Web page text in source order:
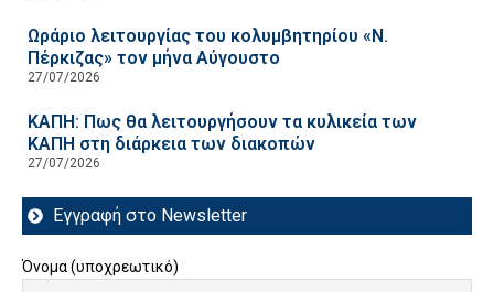
Ωράριο λειτουργίας του κολυμβητηρίου «Ν.
Πέρκιζας» τον μήνα Αύγουστο
27/07/2026
ΚΑΠΗ: Πως θα λειτουργήσουν τα κυλικεία των
ΚΑΠΗ στη διάρκεια των διακοπών
27/07/2026
Εγγραφή στο Newsletter
Όνομα (υποχρεωτικό)